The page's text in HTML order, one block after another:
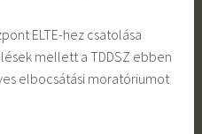
ELTE-hez csatolása
mellett a TDDSZ ebben
elbocsátási moratóriumot